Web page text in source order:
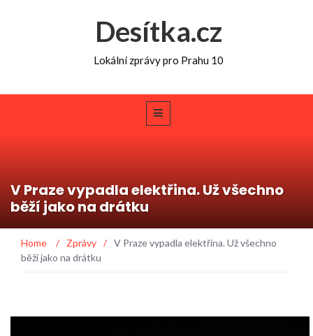
Desítka.cz
Lokální zprávy pro Prahu 10
V Praze vypadla elektřina. Už všechno
běží jako na drátku
Home / Zprávy / V Praze vypadla elektřina. Už všechno
běží jako na drátku